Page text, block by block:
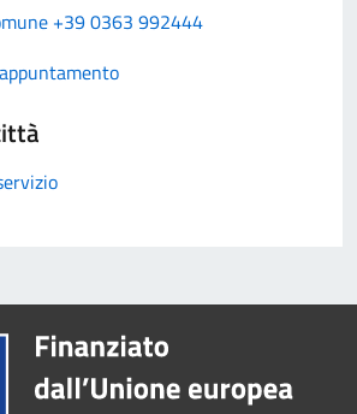
+39 0363 992444